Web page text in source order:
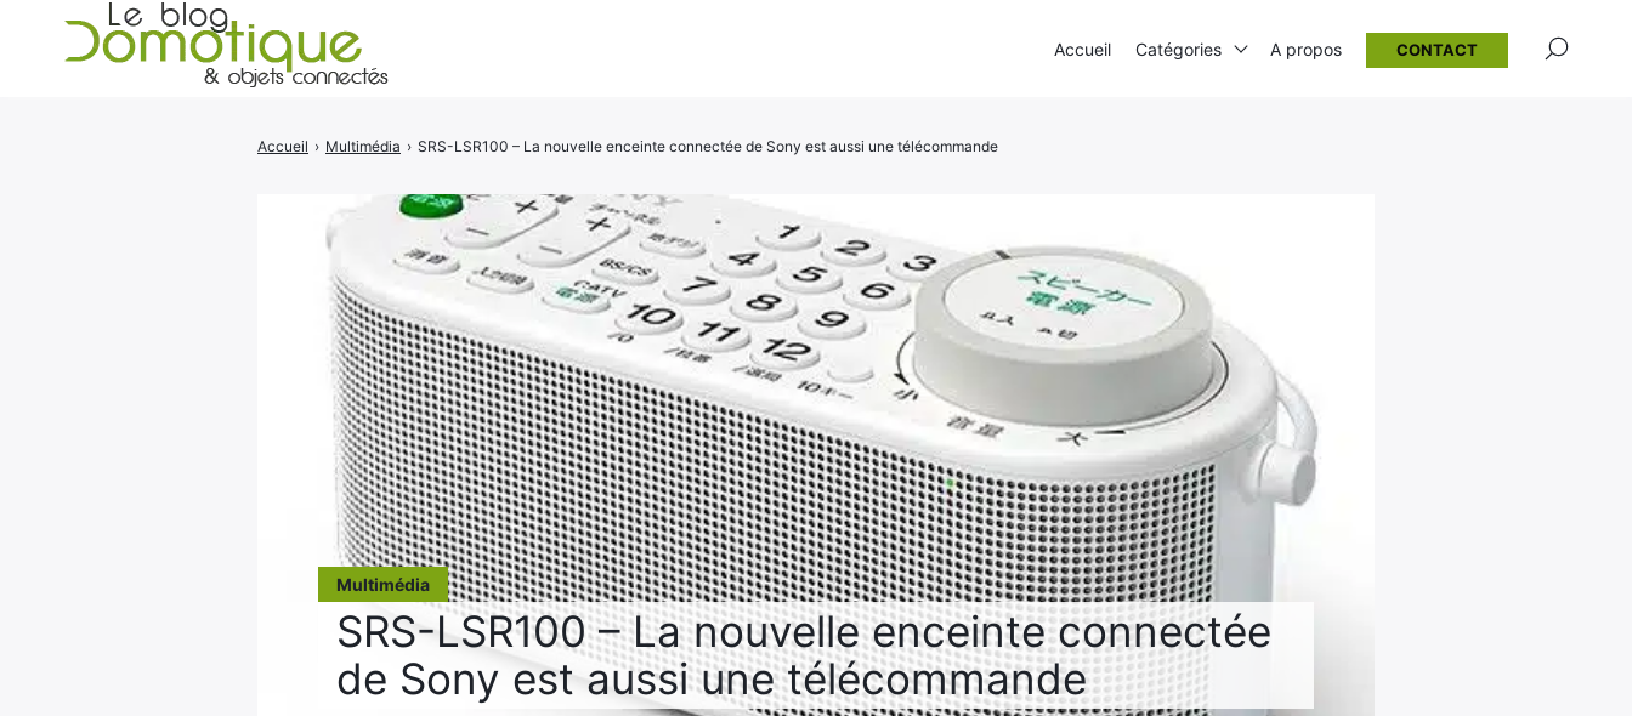
Multimédia
SRS-LSR100 – La nouvelle enceinte connectée
de Sony est aussi une télécommande
Accueil › Multimédia › SRS-LSR100 – La nouvelle enceinte connectée de Sony est aussi une télécommande
Accueil Catégories A propos CONTACT
Rechercher